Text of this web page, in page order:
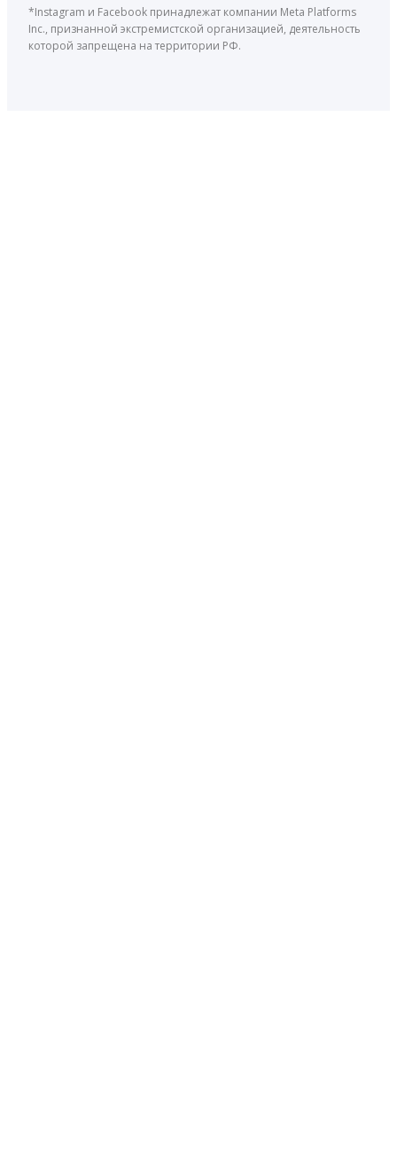
*Instagram и Facebook принадлежат компании Meta Platforms
Inc., признанной экстремистской организацией, деятельность
которой запрещена на территории РФ.